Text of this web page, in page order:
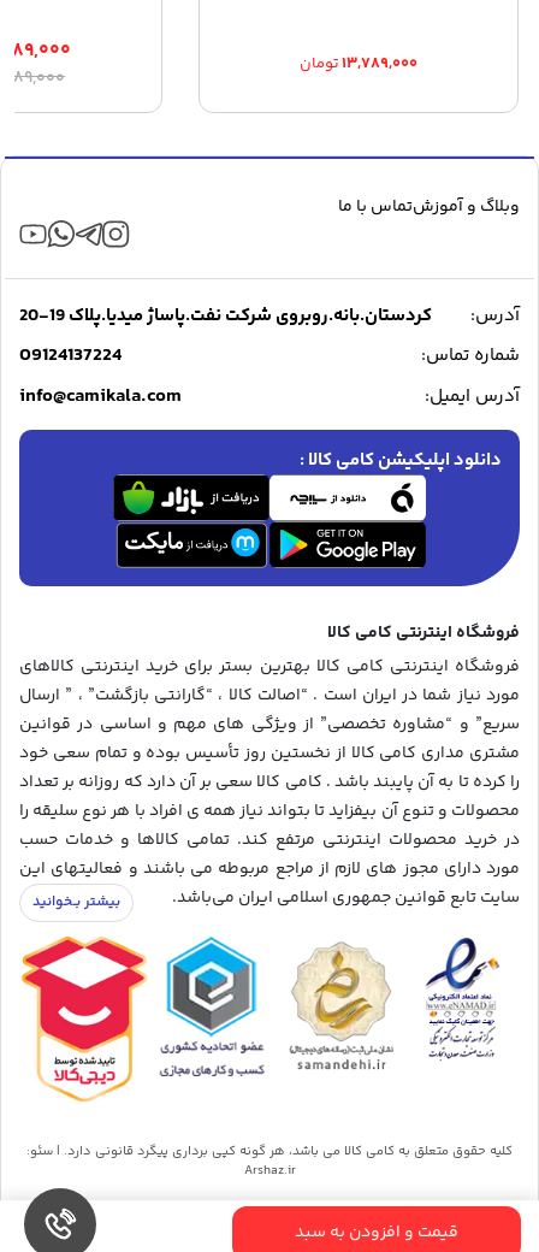
۱۳,۷۸۹,۰۰۰تومان
قیمت و افزودن به سبد
وبلاگ و آموزشتماس با ما
آدرس:
کردستان.بانه.روبروی شرکت نفت.پاساژ میدیا.پلاک 19-20
شماره تماس:
09124137224
آدرس ایمیل: info@camikala.com
دانلود اپلیکیشن کامی کالا :
فروشگاه اینترنتی کامی کالا
فروشگاه اینترنتی کامی کالا بهترین بستر برای خرید اینترنتی کالاهای
مورد نیاز شما در ایران است . “اصالت کالا ، “گارانتی بازگشت” ، ” ارسال
سریع” و “مشاوره تخصصی” از ویژگی های مهم و اساسی در قوانین
مشتری مداری کامی کالا از نخستین روز تأسیس بوده و تمام سعی خود
را کرده تا به آن پایبند باشد . کامی کالا سعی بر آن دارد که روزانه بر تعداد
محصولات و تنوع آن بیفزاید تا بتواند نیاز همه ی افراد با هر نوع سلیقه را
در خرید محصولات اینترنتی مرتفع کند. تمامی کالاها و خدمات حسب
مورد دارای مجوز های لازم از مراجع مربوطه می باشند و فعالیتهای این
سایت تابع قوانین جمهوری اسلامی ایران می‌باشد.
کلیه حقوق متعلق به کامی کالا می باشد، هر گونه کپی برداری پیگرد قانونی دارد. | سئو:
Arshaz.ir